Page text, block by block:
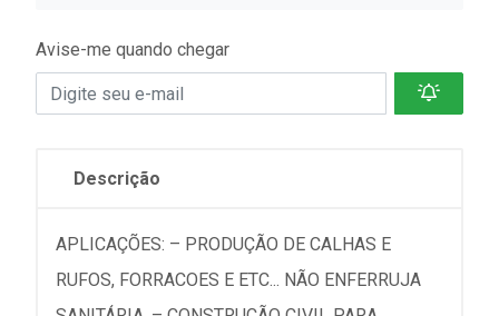
Avise-me quando chegar
Descrição
APLICAÇÕES: – PRODUÇÃO DE CALHAS E
RUFOS, FORRACOES E ETC... NÃO ENFERRUJA